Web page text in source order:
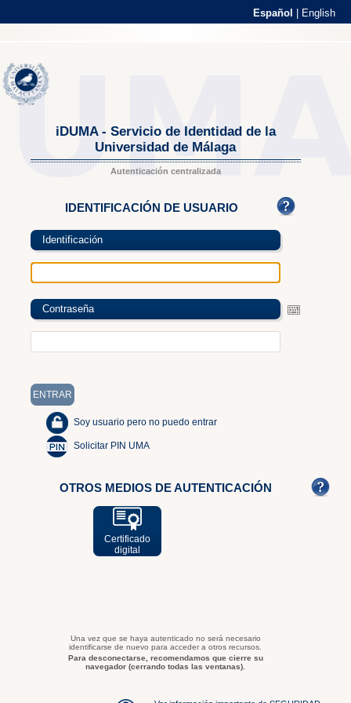
Español English
iDUMA - Servicio de Identidad de la
Universidad de Málaga
Autenticación centralizada
IDENTIFICACIÓN DE USUARIO
Identificación
Contraseña
Soy usuario pero no puedo entrar
Solicitar PIN UMA
OTROS MEDIOS DE AUTENTICACIÓN
Certificado
digital
Una vez que se haya autenticado no será necesario
identificarse de nuevo para acceder a otros recursos.
Para desconectarse, recomendamos que cierre su
navegador (cerrando todas las ventanas).